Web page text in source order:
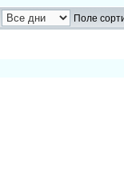
Поле